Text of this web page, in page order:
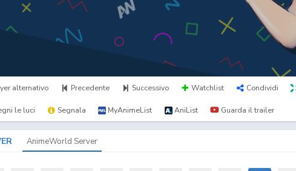
alternativo Precedente Successivo Watchlist Condividi
le luci Segnala MyAnimeList AniList Guarda il trailer
AnimeWorld Server